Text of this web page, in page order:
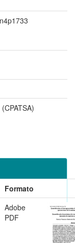
Formato
Adobe
PDF